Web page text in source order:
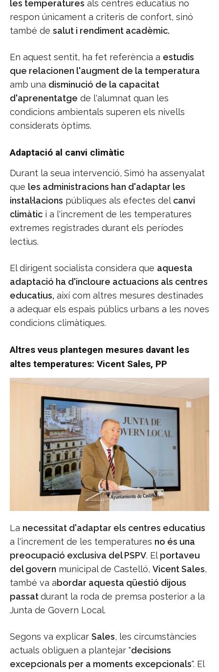
les temperatures als centres educatius no
respon únicament a criteris de confort, sinó
també de salut i rendiment acadèmic.
En aquest sentit, ha fet referència a estudis
que relacionen l'augment de la temperatura
amb una disminució de la capacitat
d'aprenentatge de l'alumnat quan les
condicions ambientals superen els nivells
considerats òptims.
Adaptació al canvi climàtic
Durant la seua intervenció, Simó ha assenyalat
que les administracions han d'adaptar les
instal·lacions públiques als efectes del canvi
climàtic i a l'increment de les temperatures
extremes registrades durant els períodes
lectius.
El dirigent socialista considera que aquesta
adaptació ha d'incloure actuacions als centres
educatius, així com altres mesures destinades
a adequar els espais públics urbans a les noves
condicions climàtiques.
Altres veus plantegen mesures davant les
altes temperatures: Vicent Sales, PP
La necessitat d'adaptar els centres educatius
a l'increment de les temperatures no és una
preocupació exclusiva del PSPV. El portaveu
del govern municipal de Castelló, Vicent Sales,
també va abordar aquesta qüestió dijous
passatdurant la roda de premsa posterior a la
Junta de Govern Local.
Segons va explicar Sales, les circumstàncies
actuals obliguen a plantejar "decisions
excepcionals per a moments excepcionals". El